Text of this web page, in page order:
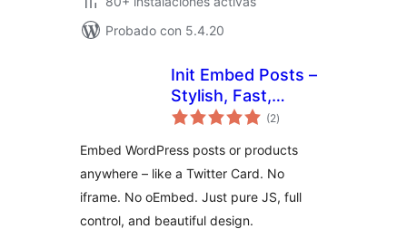
Probado con 5.4.20
Init Embed Posts –
Stylish, Fast,
Portable
(2valoraciones
en
)
Embed WordPress posts or products
anywhere – like a Twitter Card. No
iframe. No oEmbed. Just pure JS, full
control, and beautiful design.